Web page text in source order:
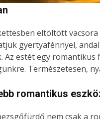
eltöltött
gyertyafénnyel,
Az estét egy
Természetesen,
romantikus
nem csak a